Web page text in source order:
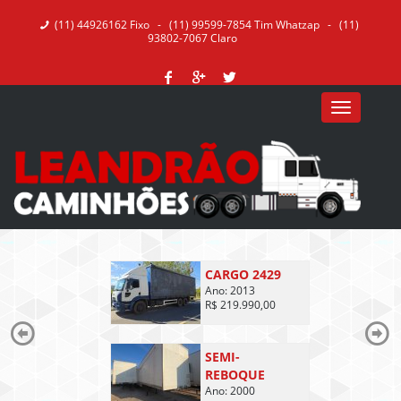
(11) 44926162 Fixo - (11) 99599-7854 Tim Whatzap - (11)
93802-7067 Claro
CARGO 2429
Ano: 2013
R$ 219.990,00
SEMI-
REBOQUE
Ano: 2000